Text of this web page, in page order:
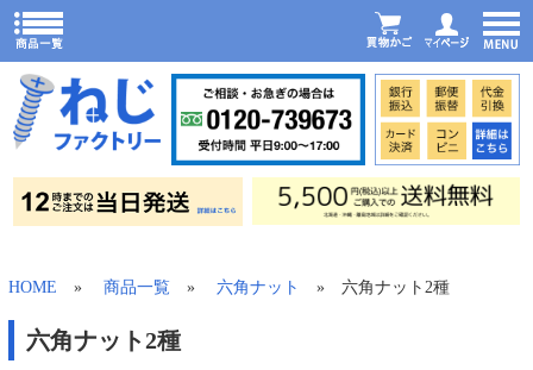
HOME » 商品一覧» 六角ナット » 六角ナット2種
六角ナット2種